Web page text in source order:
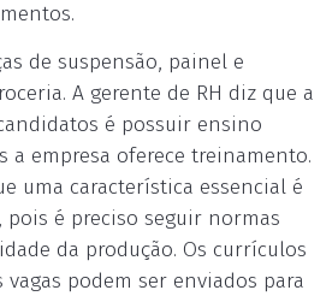
de suspensão, painel e
A gerente de RH diz que a
é possuir ensino
a empresa oferece treinamento.
uma característica essencial é
é preciso seguir normas
da produção. Os currículos
podem ser enviados para